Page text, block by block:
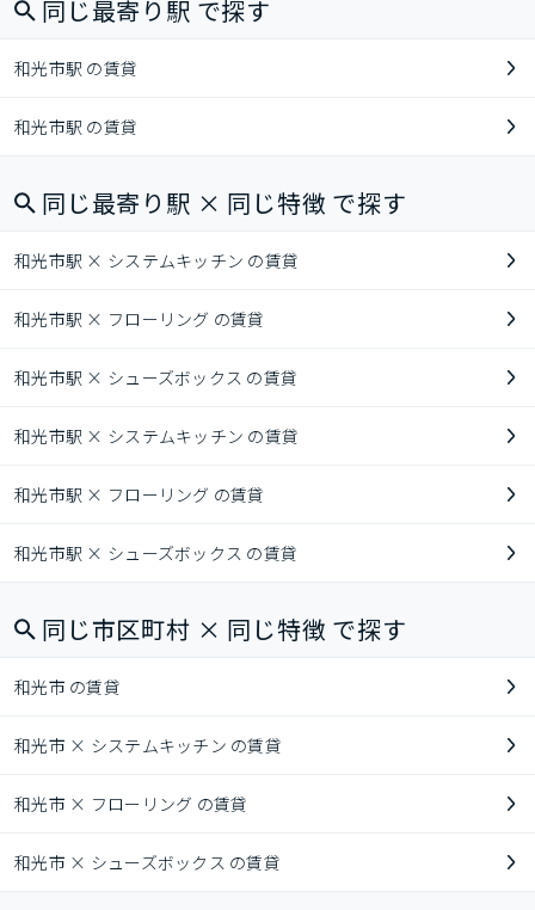
同じ最寄り駅 で探す
和光市駅 の賃貸
和光市駅 の賃貸
同じ最寄り駅 × 同じ特徴 で探す
和光市駅 × システムキッチン の賃貸
和光市駅 × フローリング の賃貸
和光市駅 × シューズボックス の賃貸
和光市駅 × システムキッチン の賃貸
和光市駅 × フローリング の賃貸
和光市駅 × シューズボックス の賃貸
同じ市区町村 × 同じ特徴 で探す
和光市 の賃貸
和光市 × システムキッチン の賃貸
和光市 × フローリング の賃貸
和光市 × シューズボックス の賃貸